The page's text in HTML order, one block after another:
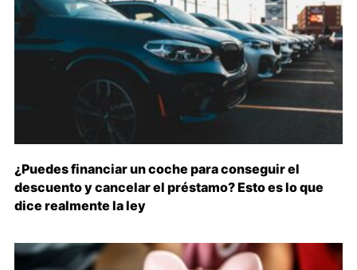
¿Puedes financiar un coche para conseguir el
descuento y cancelar el préstamo? Esto es lo que
dice realmente la ley